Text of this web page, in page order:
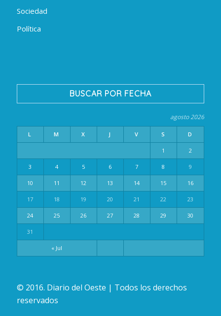
Sociedad
Política
BUSCAR POR FECHA
agosto 2026
L M X J V S D
« Jul
1 2
3 4 5 6 7 8 9
10 11 12 13 14 15 16
17 18 19 20 21 22 23
24 25 26 27 28 29 30
31
© 2016. Diario del Oeste | Todos los derechos
reservados